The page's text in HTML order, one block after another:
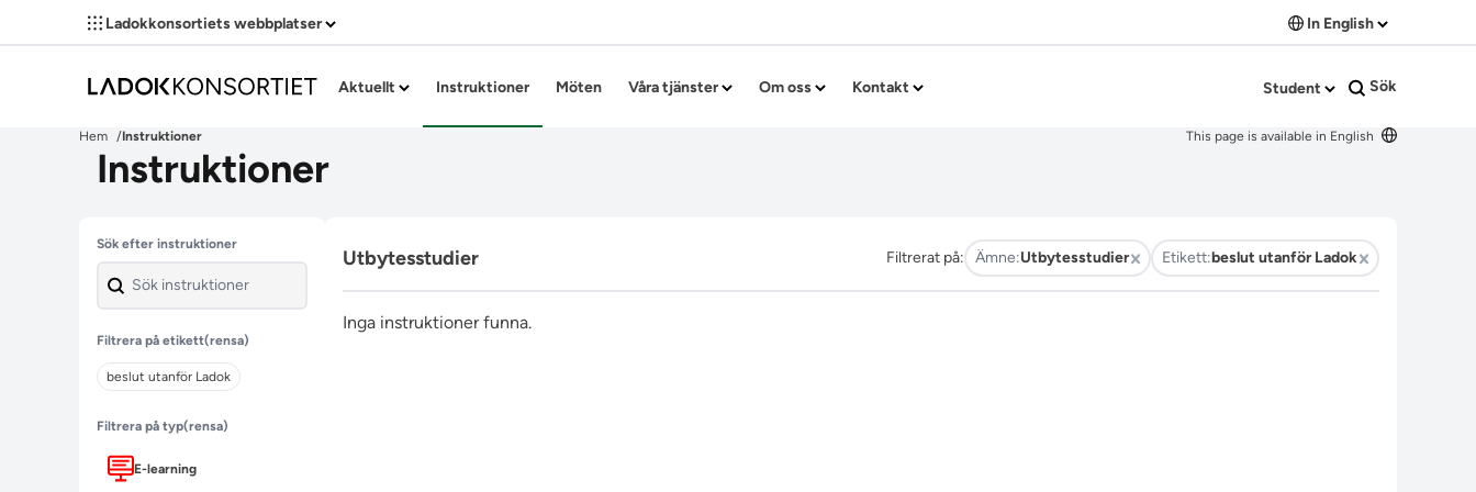
Ladokkonsortiets webbplatser In English
Aktuellt Instruktioner Möten Våra tjänster Om oss Kontakt Student Sök
Hem Instruktioner This page is available in English
Instruktioner
Hoppa över filter
Sök efter instruktioner
Filtrera på etikett(rensa)
beslut utanför Ladok
Filtrera på typ(rensa)
E-learning
Utbytesstudier Filtrerat på: Ämne:Utbytesstudier Etikett:beslut utanför Ladok
Inga instruktioner funna.